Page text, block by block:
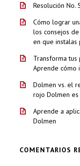
Resolución No.
Cómo lograr
los consejos
en que instalas
Transforma
Aprende cómo
Dolmen vs. el
rojo Dolmen
Aprende a
Dolmen
COMENTARIOS